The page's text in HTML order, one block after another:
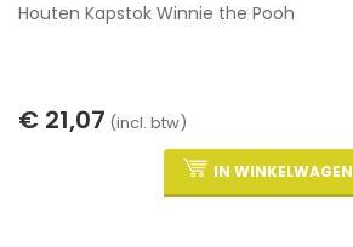
Houten Kapstok Winnie the Pooh
€ 21,07 (incl. btw)
IN WINKELWAGEN